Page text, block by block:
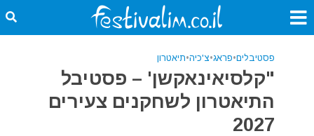
פסטיבלים•פראג•צ'כיה•תיאטרון
"קלסיאינאקשן' – פסטיבל
התיאטרון לשחקנים צעירים
2027